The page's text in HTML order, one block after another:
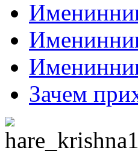
Зачем